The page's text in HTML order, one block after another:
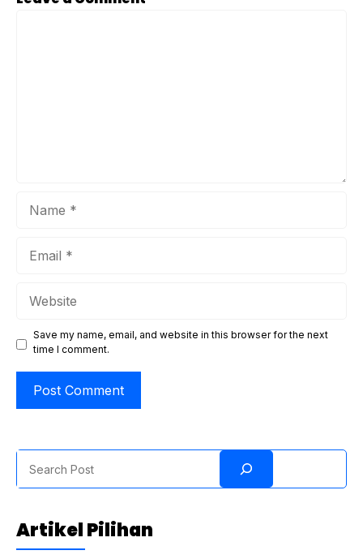
Save my name, email, and website in this browser for the next
time I comment.
Artikel Pilihan